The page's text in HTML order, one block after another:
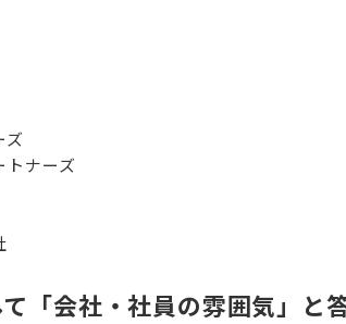
ズ
トナーズ
「会社・社員の雰囲気」と